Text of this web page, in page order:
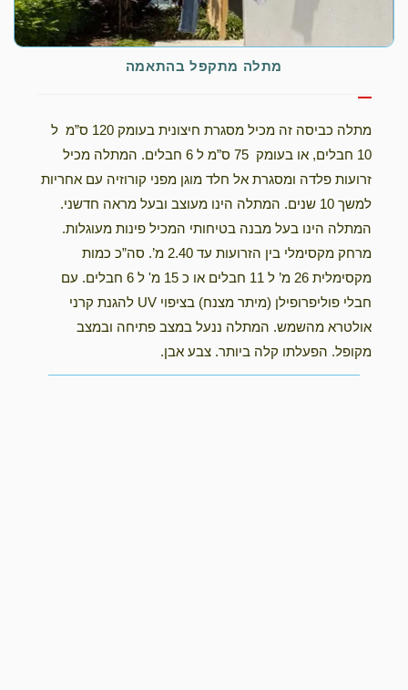
מתלה מתקפל בהתאמה
מתלה כביסה זה מכיל מסגרת חיצונית בעומק 120 ס”מ ל
10 חבלים, או בעומק 75 ס”מ ל 6 חבלים. המתלה מכיל
זרועות פלדה ומסגרת אל חלד מוגן מפני קורוזיה עם אחריות
למשך 10 שנים. המתלה הינו מעוצב ובעל מראה חדשני.
המתלה הינו בעל מבנה בטיחותי המכיל פינות מעוגלות.
מרחק מקסימלי בין הזרועות עד 2.40 מ’. סה”כ כמות
מקסימלית 26 מ’ ל 11 חבלים או כ 15 מ' ל 6 חבלים. עם
חבלי פוליפרופילן (מיתר מצנח) בציפוי UV להגנת קרני
אולטרא מהשמש. המתלה ננעל במצב פתיחה ובמצב
מקופל. הפעלתו קלה ביותר. צבע אבן.